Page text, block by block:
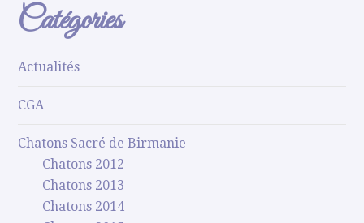
Catégories
Actualités
CGA
Chatons Sacré de Birmanie
Chatons 2012
Chatons 2013
Chatons 2014